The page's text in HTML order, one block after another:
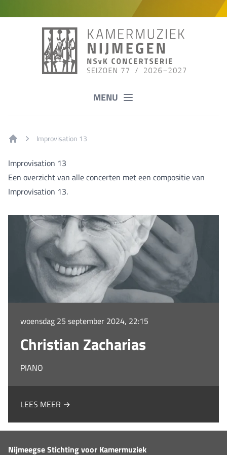
MENU
Improvisation 13
Improvisation 13
Een overzicht van alle concerten met een compositie van
Improvisation 13.
woensdag 25 september 2024, 22:15
Christian Zacharias
PIANO
LEES MEER →
Nijmeegse Stichting voor Kamermuziek